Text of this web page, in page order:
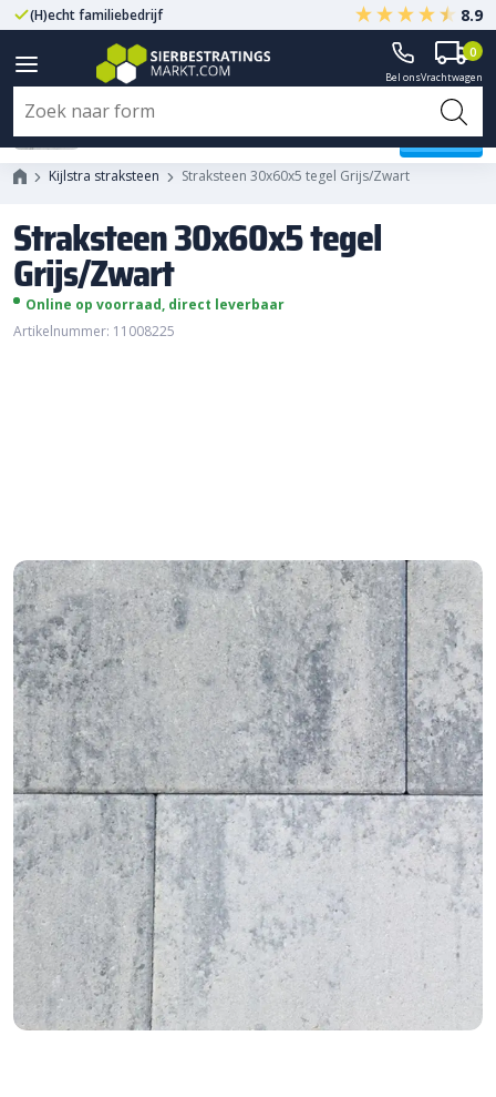
(H)echt familiebedrijf Gegarandeerd A-kwaliteit
8.9
Bel onsVrachtwagen
0
Kijlstra straksteen Straksteen 30x60x5 tegel Grijs/Zwart
Straksteen 30x60x5 tegel
Grijs/Zwart
Online op voorraad, direct leverbaar
Artikelnummer: 11008225
Straksteen 30x60x5 tegel
Grijs/Zwart